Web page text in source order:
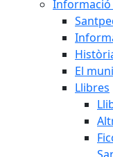
El
Llibres